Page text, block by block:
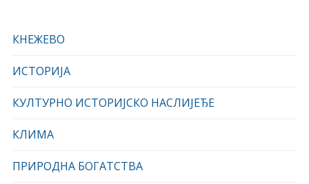
КНЕЖЕВО
ИСТОРИЈА
КУЛТУРНО ИСТОРИЈСКО НАСЛИЈЕЂЕ
КЛИМА
ПРИРОДНА БОГАТСТВА